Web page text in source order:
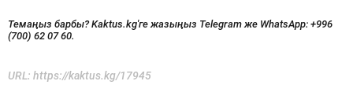
Темаңыз барбы? Kaktus.kg'ге жазыңыз Telegram же WhatsApp: +996
(700) 62 07 60.
URL: https://kaktus.kg/17945